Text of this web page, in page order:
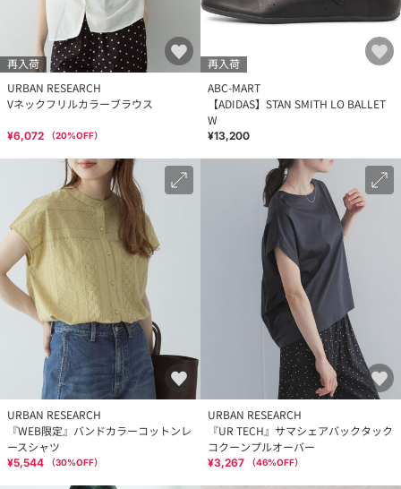
再入荷
URBAN RESEARCH
Vネックフリルカラーブラウス
¥6,072 （20%OFF）
再入荷
ABC-MART
【ADIDAS】STAN SMITH LO BALLET
W
¥13,200
URBAN RESEARCH
『WEB限定』バンドカラーコットンレ
ースシャツ
¥5,544 （30%OFF）
URBAN RESEARCH
『UR TECH』サマシェアバックタック
コクーンプルオーバー
¥3,267 （46%OFF）